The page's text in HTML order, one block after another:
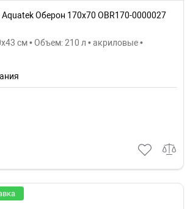
Оберон 170х70 OBR170-0000027
см • Объем: 210 л • акриловые •